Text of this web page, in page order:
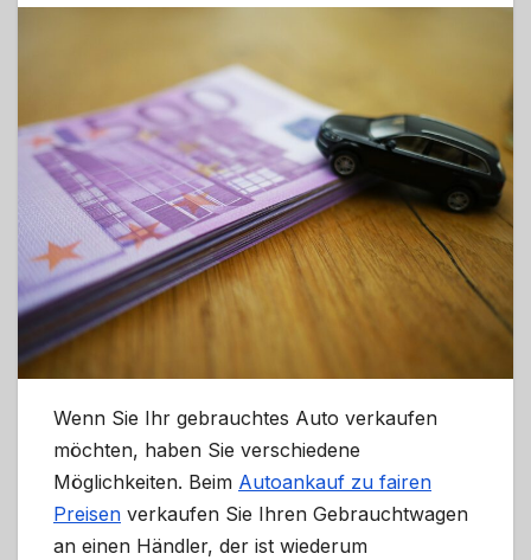
Wenn Sie Ihr gebrauchtes Auto verkaufen
möchten, haben Sie verschiedene
Möglichkeiten. Beim Autoankauf zu fairen
Preisen verkaufen Sie Ihren Gebrauchtwagen
an einen Händler, der ist wiederum